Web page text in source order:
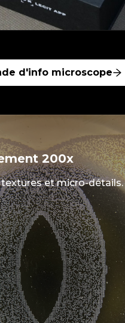
d'info microscope
200x
textures et micro-détails.